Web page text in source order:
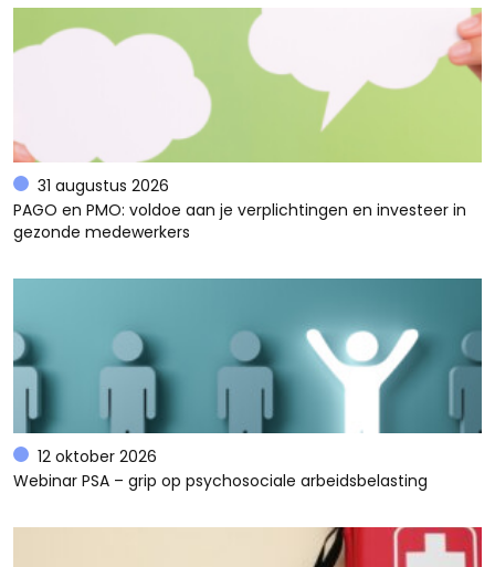
31 augustus 2026
PAGO en PMO: voldoe aan je verplichtingen en investeer in
gezonde medewerkers
12 oktober 2026
Webinar PSA – grip op psychosociale arbeidsbelasting